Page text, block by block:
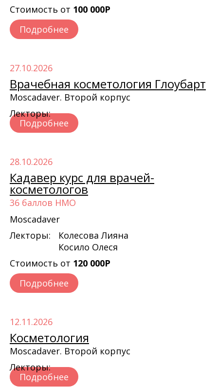
Стоимость от 100 000Р
Подробнее
27.10.2026
Врачебная косметология Глоубарт
Moscadaver. Второй корпус
Лекторы:
Подробнее
28.10.2026
Кадавер курс для врачей-
косметологов
36 баллов НМО
Moscadaver
Лекторы:
Колесова Лияна
Косило Олеся
Стоимость от 120 000Р
Подробнее
12.11.2026
Косметология
Moscadaver. Второй корпус
Лекторы:
Подробнее